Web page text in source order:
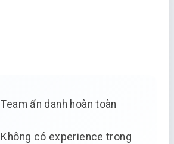
Team ẩn danh hoàn toàn
Không có experience trong